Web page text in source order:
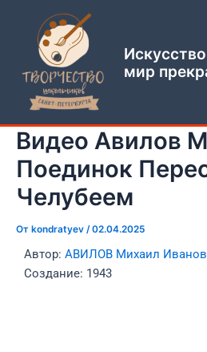
содержимому
мир
Видео Авилов
Поединок
Челубеем
От kondratyev /02.04.2025
Автор: АВИЛОВ Михаил
Создание: 1943
записям